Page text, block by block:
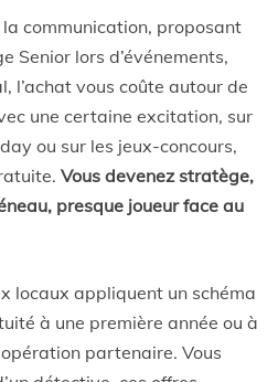
la communication, proposant
Senior lors d’événements,
l’achat vous coûte autour de
une certaine excitation, sur
ou sur les jeux-concours,
Vous devenez stratège,
presque joueur face au
locaux appliquent un schéma
à une première année ou à
partenaire. Vous